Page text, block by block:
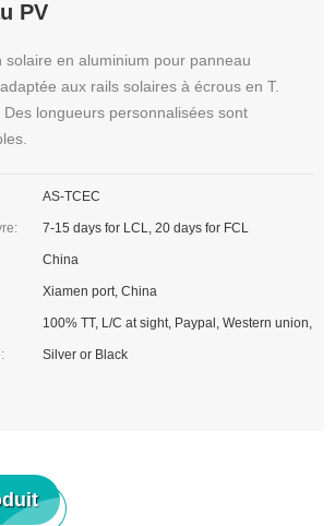
PV
solaire en aluminium pour panneau
aux rails solaires à écrous en T.
longueurs personnalisées sont
AS-TCEC
7-15 days for LCL, 20 days for FCL
China
Xiamen port, China
100% TT, L/C at sight, Paypal, Western union,
Silver or Black